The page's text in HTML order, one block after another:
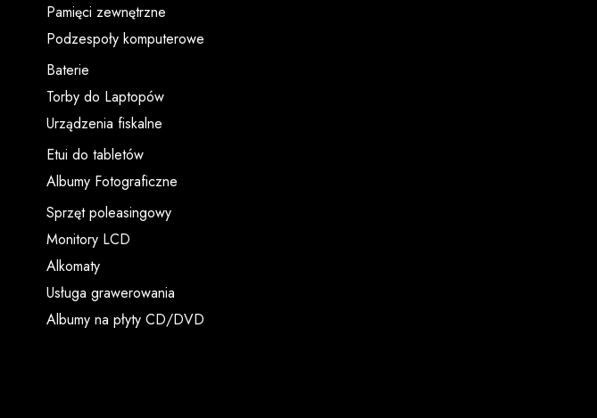
Pamięci zewnętrzne
Podzespoły komputerowe
Baterie
Torby do Laptopów
Urządzenia fiskalne
Etui do tabletów
Albumy Fotograficzne
Sprzęt poleasingowy
Monitory LCD
Alkomaty
Usługa grawerowania
Albumy na płyty CD/DVD